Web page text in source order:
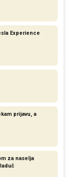
Experience
prijavu, a
za naselja